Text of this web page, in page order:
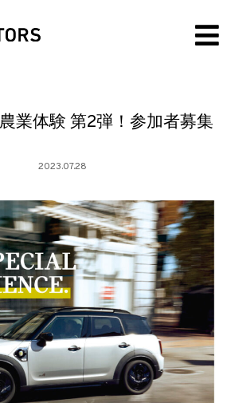
業体験 第2弾！参加者募集
2023.07.28